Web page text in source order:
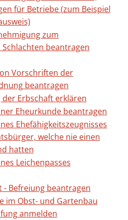
für Betriebe (zum Beispiel
zum
beantragen
Vorschriften der
beantragen
der Erbschaft erklären
Eheurkunde beantragen
Ehefähigkeitszeugnisses
welche nie einen
hatten
Leichenpasses
- Befreiung beantragen
im Obst- und Gartenbau
anmelden